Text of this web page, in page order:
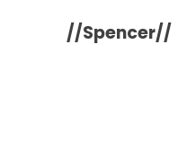
//Spencer//